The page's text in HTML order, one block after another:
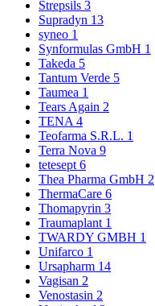
Strepsils 3
Supradyn 13
syneo 1
Synformulas GmbH 1
Takeda 5
Tantum Verde 5
Taumea 1
Tears Again 2
TENA4
Teofarma S.R.L. 1
Terra Nova 9
tetesept6
Thea Pharma GmbH 2
ThermaCare 6
Thomapyrin 3
Traumaplant 1
TWARDY GMBH 1
Unifarco 1
Ursapharm 14
Vagisan 2
Venostasin 2